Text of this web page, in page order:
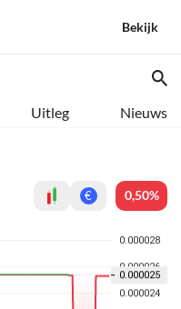
Bekijk
Uitleg Nieuws
€ 0,50%